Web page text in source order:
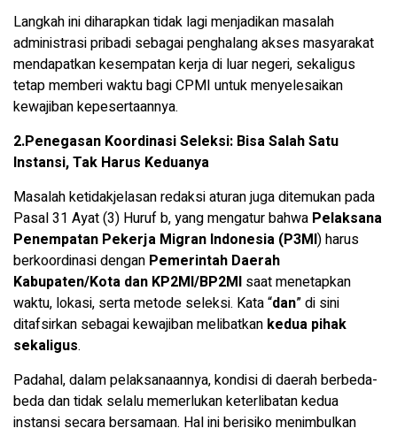
Langkah ini diharapkan tidak lagi menjadikan masalah
administrasi pribadi sebagai penghalang akses masyarakat
mendapatkan kesempatan kerja di luar negeri, sekaligus
tetap memberi waktu bagi CPMI untuk menyelesaikan
kewajiban kepesertaannya.
2.Penegasan Koordinasi Seleksi: Bisa Salah Satu
Instansi, Tak Harus Keduanya
Masalah ketidakjelasan redaksi aturan juga ditemukan pada
Pasal 31 Ayat (3) Huruf b, yang mengatur bahwa Pelaksana
Penempatan Pekerja Migran Indonesia (P3MI) harus
berkoordinasi dengan Pemerintah Daerah
Kabupaten/Kota dan KP2MI/BP2MI saat menetapkan
waktu, lokasi, serta metode seleksi. Kata “dan” di sini
ditafsirkan sebagai kewajiban melibatkan kedua pihak
sekaligus.
Padahal, dalam pelaksanaannya, kondisi di daerah berbeda-
beda dan tidak selalu memerlukan keterlibatan kedua
instansi secara bersamaan. Hal ini berisiko menimbulkan